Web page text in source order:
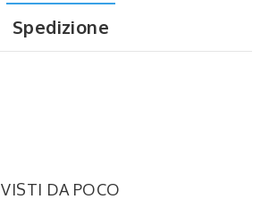
Spedizione
VISTI DA POCO